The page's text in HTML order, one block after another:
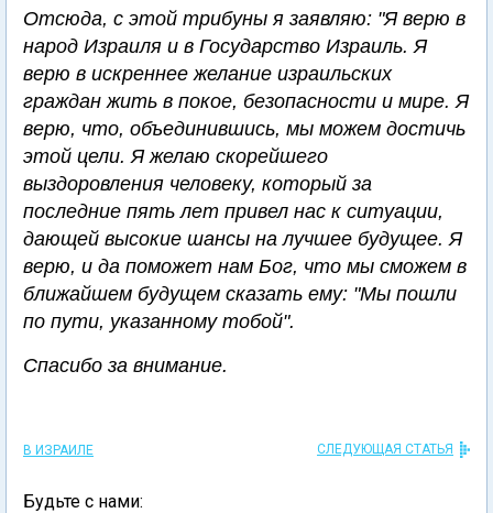
Отсюда, с этой трибуны я заявляю: "Я верю в
народ Израиля и в Государство Израиль. Я
верю в искреннее желание израильских
граждан жить в покое, безопасности и мире. Я
верю, что, объединившись, мы можем достичь
этой цели. Я желаю скорейшего
выздоровления человеку, который за
последние пять лет привел нас к ситуации,
дающей высокие шансы на лучшее будущее. Я
верю, и да поможет нам Бог, что мы сможем в
ближайшем будущем сказать ему: "Мы пошли
по пути, указанному тобой".
Спасибо за внимание.
В ИЗРАИЛЕ СЛЕДУЮЩАЯ СТАТЬЯ
Будьте с нами: